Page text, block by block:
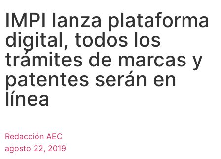
IMPI lanza plataforma
digital, todos los
trámites de marcas y
patentes serán en
línea
Redacción AEC
agosto 22, 2019